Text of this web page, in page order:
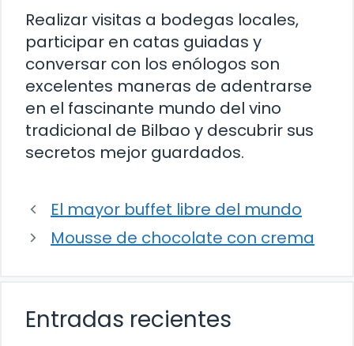
Realizar visitas a bodegas locales,
participar en catas guiadas y
conversar con los enólogos son
excelentes maneras de adentrarse
en el fascinante mundo del vino
tradicional de Bilbao y descubrir sus
secretos mejor guardados.
El mayor buffet libre del mundo
Mousse de chocolate con crema
Entradas recientes